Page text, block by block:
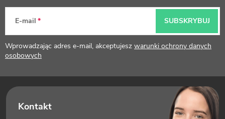
k
a
E-mail
Wprowadzając adres e-mail, akceptujesz warunki ochrony danych
osobowych
SUBSKRYBUJ